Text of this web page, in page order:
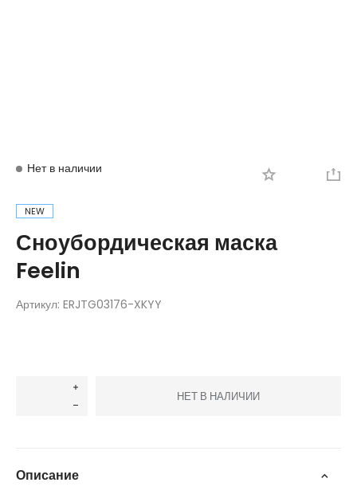
Нет в наличии
NEW
Сноубордическая маска
Feelin
Артикул: ERJTG03176-XKYY
НЕТ В НАЛИЧИИ
Описание